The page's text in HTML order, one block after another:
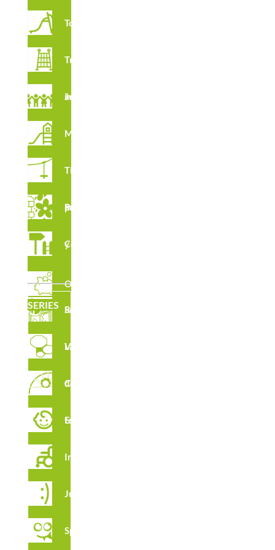
Toboganes
Trepadores
Juegos imaginativos
Multijuegos
Tirolinas
Suelos para Parques Infantiles
Complementos y vallados
Outlet
SERIES Serie Robinia
Laberintos Verticales
Circuito de Cuerdas
Estimulación temprana
Integración
Juga
Spooky
INS
R5313